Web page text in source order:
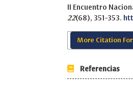
II Encuentro
22(68), 351-353.
More Citation
Referencias